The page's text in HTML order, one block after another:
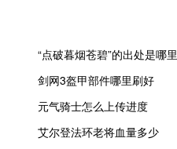
“点破暮烟苍碧”的出处是哪里
剑网3盔甲部件哪里刷好
元气骑士怎么上传进度
艾尔登法环老将血量多少